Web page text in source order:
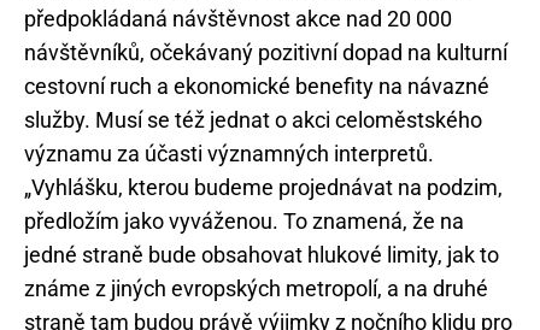
předpokládaná návštěvnost akce nad 20 000
návštěvníků, očekávaný pozitivní dopad na kulturní
cestovní ruch a ekonomické benefity na návazné
služby. Musí se též jednat o akci celoměstského
významu za účasti významných interpretů.
„Vyhlášku, kterou budeme projednávat na podzim,
předložím jako vyváženou. To znamená, že na
jedné straně bude obsahovat hlukové limity, jak to
známe z jiných evropských metropolí, a na druhé
straně tam budou právě výjimky z nočního klidu pro